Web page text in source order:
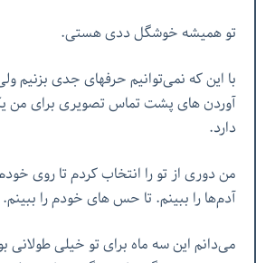
تو همیشه خوشگل ددی هستی.
با این که نمی‌توانیم حرفهای جدی بزنیم
آوردن های پشت تماس تصویری برای من
دارد.
من دوری از تو را انتخاب کردم تا روی
آدم‌ها را ببینم. تا حس های خودم را ببینم.
می‌دانم این سه ماه برای تو خیلی طولانی